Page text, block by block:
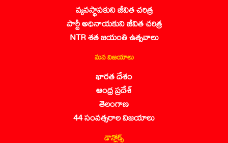
వ్యవస్థాపకుని జీవిత చరిత్ర
పార్టీ అధినాయకుని జీవిత చరిత్ర
NTR శత జయంతి ఉత్సవాలు
మన విజయాలు
భారత దేశం
ఆంధ్ర ప్రదేశ్
తెలంగాణ
44 సంవత్సరాల విజయాలు
డౌన్లోడ్స్